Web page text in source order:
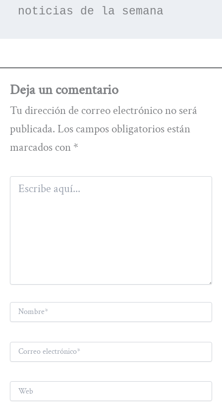
noticias de la semana
Deja un comentario
Tu dirección de correo electrónico no será
publicada. Los campos obligatorios están
marcados con *
aquí...
Nombre*
Correo
electrónico*